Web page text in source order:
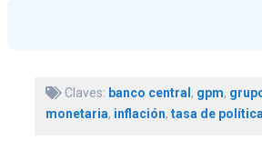
Claves: banco central, gpm,
monetaria, inflación, tasa de